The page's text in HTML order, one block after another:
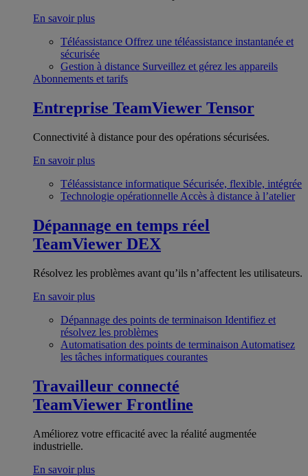
En savoir plus
Téléassistance Offrez une téléassistance instantanée et
sécurisée
Gestion à distance Surveillez et gérez les appareils
Abonnements et tarifs
Entreprise TeamViewer Tensor
Connectivité à distance pour des opérations sécurisées.
En savoir plus
Téléassistance informatique Sécurisée, flexible, intégrée
Technologie opérationnelle Accès à distance à l’atelier
Dépannage en temps réel
TeamViewer DEX
Résolvez les problèmes avant qu’ils n’affectent les utilisateurs.
En savoir plus
Dépannage des points de terminaison Identifiez et
résolvez les problèmes
Automatisation des points de terminaison Automatisez
les tâches informatiques courantes
Travailleur connecté
TeamViewer Frontline
Améliorez votre efficacité avec la réalité augmentée
industrielle.
En savoir plus